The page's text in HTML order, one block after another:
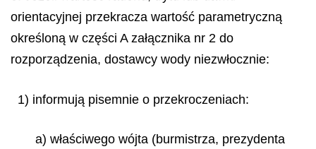
orientacyjnej przekracza wartość parametryczną
określoną w części A załącznika nr 2 do
rozporządzenia, dostawcy wody niezwłocznie:
1) informują pisemnie o przekroczeniach:
a) właściwego wójta (burmistrza, prezydenta